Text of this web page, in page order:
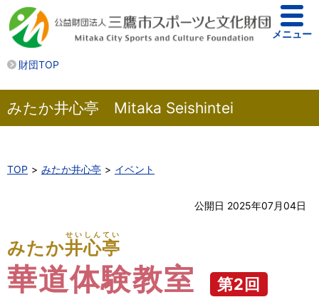
財団TOP
メニュー
みたか井心亭 Mitaka Seishintei
TOP みたか井心亭 イベント
公開日 2025年07月04日
みたか井心亭
せいしんてい
華道体験教室 第2回